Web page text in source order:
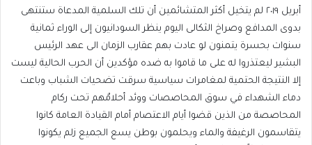
أبريل ٢٠١٩ لم يتخيل أكثر المتشائمين أن تلك السلمية المدعاة ستنتهى
بدوى المدافع وصراخ الثكالى اليوم ينظر السودانيون إلى الوراء ثمانية
سنوات بحسرة يتمنون لو عادت بهم عقارب الزمان الى عهد الرئيس
البشير ليعتذروا له على ما قاموا به ضده مؤكدين أن الحرب الحالية ليست
إلا النتيجة الحتمية لمغامرات سياسية سرقت تضحيات الشباب وباعت
دماء الشهداء في سوق المحاصصات ووئد أحلامٌهم تحت ركام
المحاصصة من الذين قضوا أيام الاعتصام أمام القيادة العامة كانوا
يتقاسمون الرغيفة والماء ويحلمون بوطن يسع الجميع زلم يكونوا